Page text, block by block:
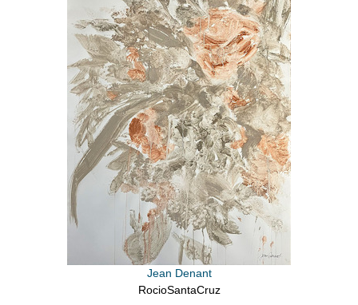
Jean Denant
RocioSantaCruz